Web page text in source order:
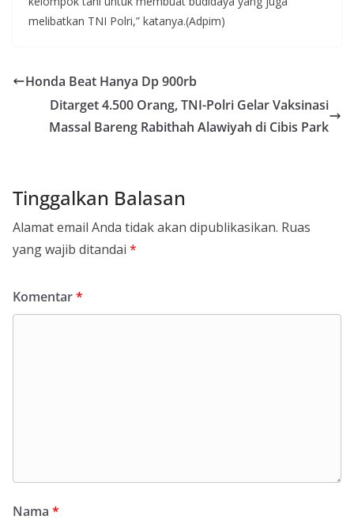
melibatkan TNI Polri,” katanya.(Adpim)
Honda Beat Hanya Dp 900rb
Ditarget 4.500 Orang, TNI-Polri Gelar Vaksinasi
Massal Bareng Rabithah Alawiyah di Cibis Park
Tinggalkan Balasan
Alamat email Anda tidak akan dipublikasikan. Ruas
yang wajib ditandai *
Komentar*
Nama *